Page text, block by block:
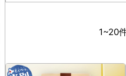
1~20